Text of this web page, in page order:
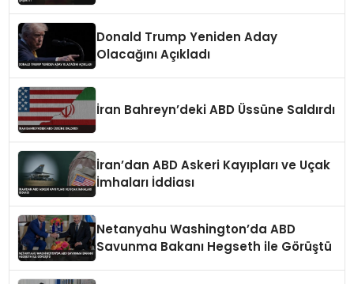
Donald Trump Yeniden Aday
Olacağını Açıkladı
İran Bahreyn’deki ABD Üssüne Saldırdı
İran’dan ABD Askeri Kayıpları ve Uçak
İmhaları İddiası
Netanyahu Washington’da ABD
Savunma Bakanı Hegseth ile Görüştü